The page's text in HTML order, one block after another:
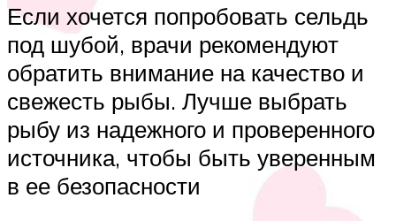
Если хочется попробовать сельдь
под шубой, врачи рекомендуют
обратить внимание на качество и
свежесть рыбы. Лучше выбрать
рыбу из надежного и проверенного
источника, чтобы быть уверенным
в ее безопасности